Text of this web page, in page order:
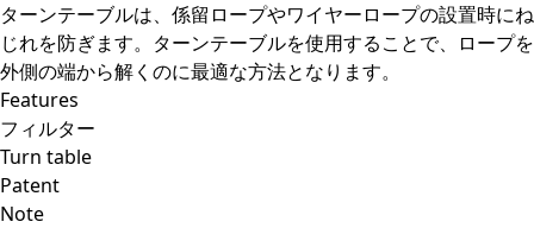
ターンテーブルは、係留ロープやワイヤーロープの設置時にね
じれを防ぎます。ターンテーブルを使用することで、ロープを
外側の端から解くのに最適な方法となります。
Features
フィルター
Turn table
Patent
Note